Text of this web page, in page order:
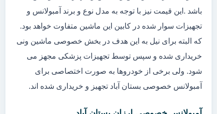
باشد .این قیمت نیز با توجه به مدل نوع و برند آمبولانس و
تجهیزات سوار شده در کابین این ماشین متفاوت خواهد بود.
که البته برای نیل به این هدف در بخش خصوصی ماشین ونی
خریداری شده و سپس توسط تجهیزات پزشکی مجهز می
شود. ولی برخی از خودروها به صورت اختصاصی برای
آمبولانس خصوصی بستان آباد تجهیز و خریداری شده اند.